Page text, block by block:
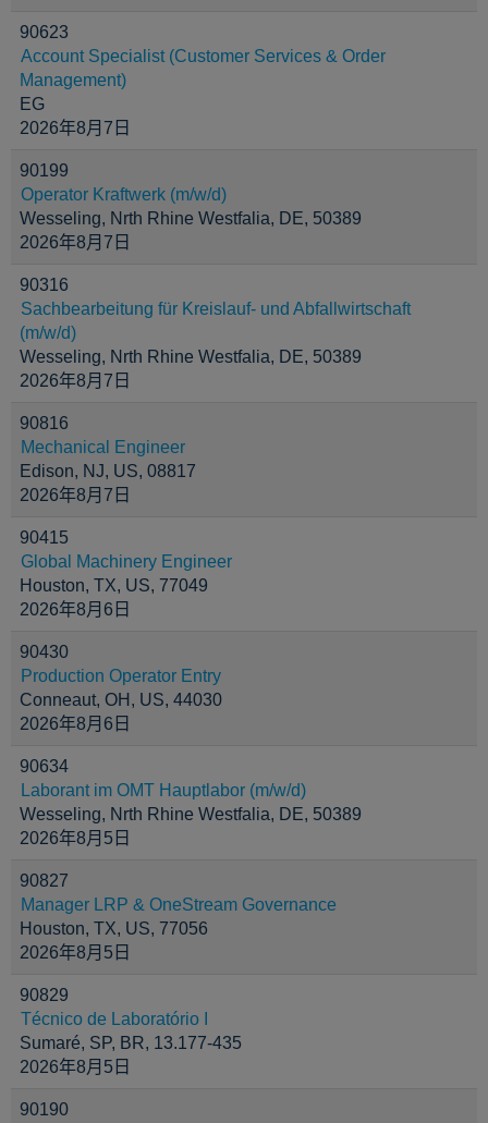
90623
Account Specialist (Customer Services & Order
Management)
EG
2026年8月7日
90199
Operator Kraftwerk (m/w/d)
Wesseling, Nrth Rhine Westfalia, DE, 50389
2026年8月7日
90316
Sachbearbeitung für Kreislauf- und Abfallwirtschaft
(m/w/d)
Wesseling, Nrth Rhine Westfalia, DE, 50389
2026年8月7日
90816
Mechanical Engineer
Edison, NJ, US, 08817
2026年8月7日
90415
Global Machinery Engineer
Houston, TX, US, 77049
2026年8月6日
90430
Production Operator Entry
Conneaut, OH, US, 44030
2026年8月6日
90634
Laborant im OMT Hauptlabor (m/w/d)
Wesseling, Nrth Rhine Westfalia, DE, 50389
2026年8月5日
90827
Manager LRP & OneStream Governance
Houston, TX, US, 77056
2026年8月5日
90829
Técnico de Laboratório I
Sumaré, SP, BR, 13.177-435
2026年8月5日
90190